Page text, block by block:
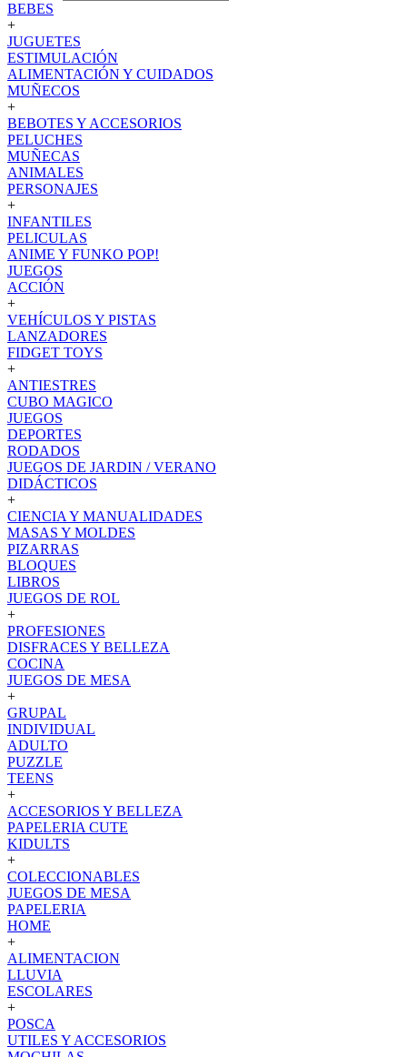
BEBES
+
JUGUETES
ESTIMULACIÓN
ALIMENTACIÓN Y CUIDADOS
MUÑECOS
+
BEBOTES Y ACCESORIOS
PELUCHES
MUÑECAS
ANIMALES
PERSONAJES
+
INFANTILES
PELICULAS
ANIME Y FUNKO POP!
JUEGOS
ACCIÓN
+
VEHÍCULOS Y PISTAS
LANZADORES
FIDGET TOYS
+
ANTIESTRES
CUBO MAGICO
JUEGOS
DEPORTES
RODADOS
JUEGOS DE JARDIN / VERANO
DIDÁCTICOS
+
CIENCIA Y MANUALIDADES
MASAS Y MOLDES
PIZARRAS
BLOQUES
LIBROS
JUEGOS DE ROL
+
PROFESIONES
DISFRACES Y BELLEZA
COCINA
JUEGOS DE MESA
+
GRUPAL
INDIVIDUAL
ADULTO
PUZZLE
TEENS
+
ACCESORIOS Y BELLEZA
PAPELERIA CUTE
KIDULTS
+
COLECCIONABLES
JUEGOS DE MESA
PAPELERIA
HOME
+
ALIMENTACION
LLUVIA
ESCOLARES
+
POSCA
UTILES Y ACCESORIOS